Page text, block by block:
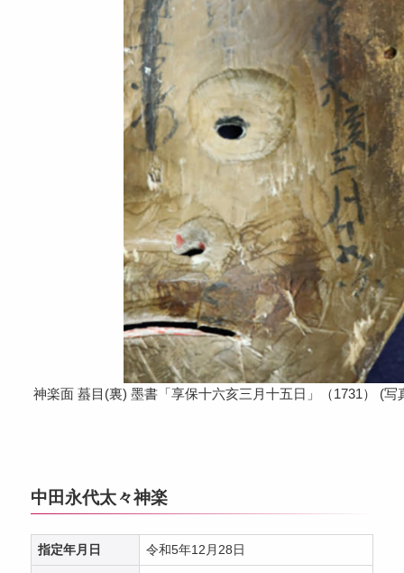
神楽面 蟇目(裏) 墨書「享保十六亥三月十五日」（1731） (
中田永代太々神楽
指定年月日 令和5年12月28日